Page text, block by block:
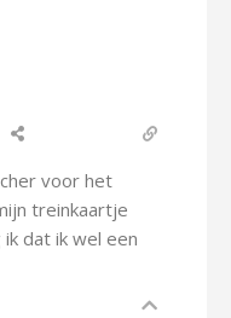
voor het
treinkaartje
dat ik wel een